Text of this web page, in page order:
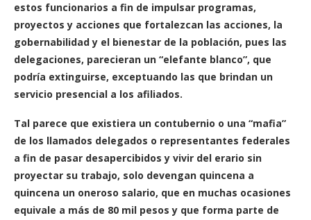
estos funcionarios a fin de impulsar programas,
proyectos y acciones que fortalezcan las acciones, la
gobernabilidad y el bienestar de la población, pues las
delegaciones, parecieran un “elefante blanco”, que
podría extinguirse, exceptuando las que brindan un
servicio presencial a los afiliados.
Tal parece que existiera un contubernio o una “mafia”
de los llamados delegados o representantes federales
a fin de pasar desapercibidos y vivir del erario sin
proyectar su trabajo, solo devengan quincena a
quincena un oneroso salario, que en muchas ocasiones
equivale a más de 80 mil pesos y que forma parte de